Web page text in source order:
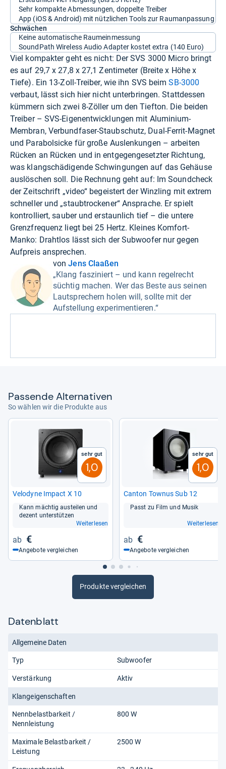
Sehr kompakte Abmessungen, doppelte Treiber
App (iOS & Android) mit nützlichen Tools zur Raumanpassung
Schwächen
Keine automatische Raumeinmessung
SoundPath Wireless Audio Adapter kostet extra (140 Euro)
Viel kompakter geht es nicht: Der SVS 3000 Micro bringt
es auf 29,7 x 27,8 x 27,1 Zentimeter (Breite x Höhe x
Tiefe). Ein 13-Zoll-Treiber, wie ihn SVS beimSB-3000
verbaut, lässt sich hier nicht unterbringen. Stattdessen
kümmern sich zwei 8-Zöller um den Tiefton. Die beiden
Treiber – SVS-Eigenentwicklungen mit Aluminium-
Membran, Verbundfaser-Staubschutz, Dual-Ferrit-Magnet
und Parabolsicke für große Auslenkungen – arbeiten
Rücken an Rücken und in entgegengesetzter Richtung,
was klangschädigende Schwingungen auf das Gehäuse
auslöschen soll. Die Rechnung geht auf: Im Soundcheck
der Zeitschrift „video“ begeistert der Winzling mit extrem
schneller und „staubtrockener“ Ansprache. Er spielt
kontrolliert, sauber und erstaunlich tief – die untere
Grenzfrequenz liegt bei 25 Hertz. Kleines Komfort-
Manko: Drahtlos lässt sich der Subwoofer nur gegen
Aufpreis ansprechen.
vonJens Claaßen
„Klang fasziniert – und kann regelrecht
süchtig machen. Wer das Beste aus seinen
Lautsprechern holen will, sollte mit der
Aufstellung experimentieren.“
Pas­sende Alter­na­ti­ven
So wählen wir die Produkte aus
Sehr gut
1,0
Velo­dyne Impact X 10
Kann mäch­tig aus­tei­len und
dezent unter­stüt­zen
Weiterlesen
€
Angebote vergleichen
Sehr gut
1,0
Can­ton Tow­nus Sub 12
Passt zu Film und Musik
Weiterlesen
€
Angebote vergleichen
Produkte vergleichen
Datenblatt
Allgemeine Daten
Typ Subwoofer
Verstärkung Aktiv
Klangeigenschaften
Nennbelastbarkeit /
Nennleistung
800 W
Maximale Belastbarkeit /
Leistung
2500 W